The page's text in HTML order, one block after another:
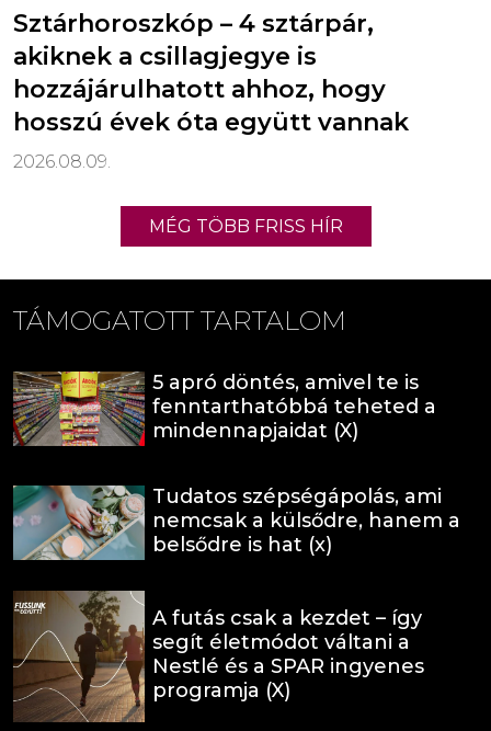
Sztárhoroszkóp – 4 sztárpár,
akiknek a csillagjegye is
hozzájárulhatott ahhoz, hogy
hosszú évek óta együtt vannak
2026.08.09.
MÉG TÖBB FRISS HÍR
TÁMOGATOTT TARTALOM
5 apró döntés, amivel te is
fenntarthatóbbá teheted a
mindennapjaidat (X)
Tudatos szépségápolás, ami
nemcsak a külsődre, hanem a
belsődre is hat (x)
A futás csak a kezdet – így
segít életmódot váltani a
Nestlé és a SPAR ingyenes
programja (X)